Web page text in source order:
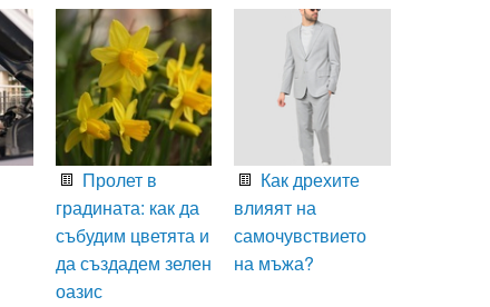
Пролет в
градината: как да
събудим цветята и
да създадем зелен
оазис
Как дрехите
влияят на
самочувствието
на мъжа?